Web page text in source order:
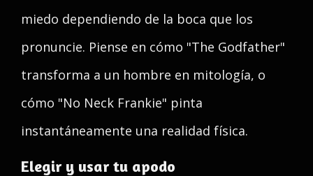
miedo dependiendo de la boca que los
pronuncie. Piense en cómo "The Godfather"
transforma a un hombre en mitología, o
cómo "No Neck Frankie" pinta
instantáneamente una realidad física.
Elegir y usar tu apodo